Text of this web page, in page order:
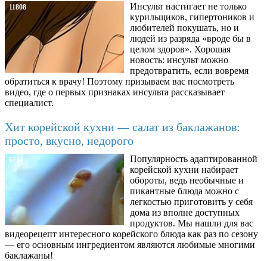
11808
Инсульт настигает не только
курильщиков, гипертоников и
любителей покушать, но и
людей из разряда «вроде бы в
целом здоров». Хорошая
новость: инсульт можно
предотвратить, если вовремя
обратиться к врачу! Поэтому призываем вас посмотреть
видео, где о первых признаках инсульта рассказывает
специалист.
Хит корейской кухни — салат из баклажанов:
просто, вкусно, недорого
6734
Популярность адаптированной
корейской кухни набирает
обороты, ведь необычные и
пикантные блюда можно с
легкостью приготовить у себя
дома из вполне доступных
продуктов. Мы нашли для вас
видеорецепт интересного корейского блюда как раз по сезону
— его основным ингредиентом являются любимые многими
баклажаны!